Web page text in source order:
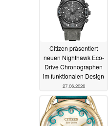
Citizen präsentiert
neuen Nighthawk Eco-
Drive Chronographen
im funktionalen Design
27.06.2026